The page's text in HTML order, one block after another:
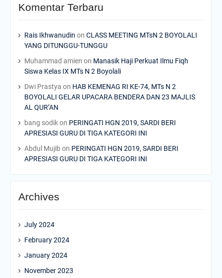
Komentar Terbaru
Rais Ikhwanudin on CLASS MEETING MTsN 2 BOYOLALI
YANG DITUNGGU-TUNGGU
Muhammad amien on Manasik Haji Perkuat Ilmu Fiqh
Siswa Kelas IX MTs N 2 Boyolali
Dwi Prastya on HAB KEMENAG RI KE-74, MTs N 2
BOYOLALI GELAR UPACARA BENDERA DAN 23 MAJLIS
AL QUR’AN
bang sodikon PERINGATI HGN 2019, SARDI BERI
APRESIASI GURU DI TIGA KATEGORI INI
Abdul Mujib on PERINGATI HGN 2019, SARDI BERI
APRESIASI GURU DI TIGA KATEGORI INI
Archives
July 2024
February 2024
January 2024
November 2023